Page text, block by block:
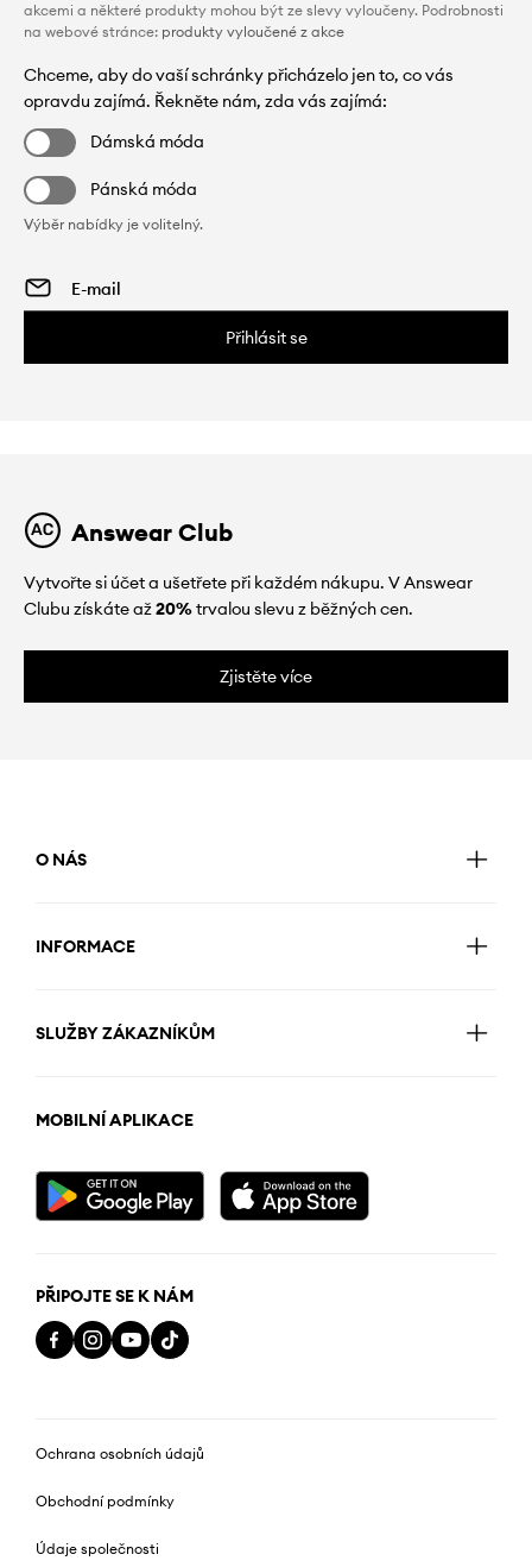
akcemi a některé produkty mohou být ze slevy vyloučeny. Podrobnosti
na webové stránce: produkty vyloučené z akce
Chceme, aby do vaší schránky přicházelo jen to, co vás
opravdu zajímá. Řekněte nám, zda vás zajímá:
Dámská móda
Pánská móda
Výběr nabídky je volitelný.
Přihlásit se
Answear Club
Vytvořte si účet a ušetřete při každém nákupu. V Answear
Clubu získáte až20%trvalou slevu z běžných cen.
Zjistěte více
O NÁS
INFORMACE
SLUŽBY ZÁKAZNÍKŮM
MOBILNÍ APLIKACE
PŘIPOJTE SE K NÁM
Ochrana osobních údajů
Obchodní podmínky
Údaje společnosti